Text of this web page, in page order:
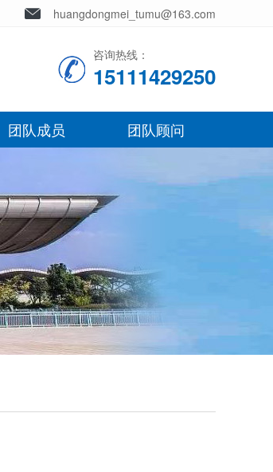
huangdongmei_tumu@163.com
咨询热线：
15111429250
团队成员 团队顾问